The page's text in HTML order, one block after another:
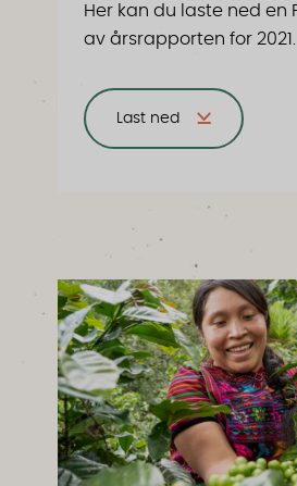
Her kan du laste ned en
av årsrapporten for 2021.
Last ned